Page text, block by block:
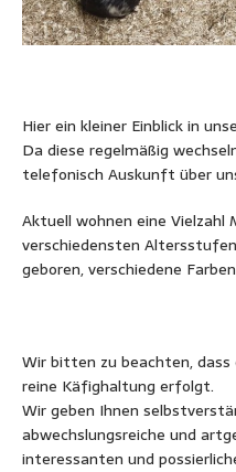
Hier ein kleiner Einblick in
Da diese regelmäßig
telefonisch Auskunft über
Aktuell wohnen eine Vielzahl
verschiedensten
geboren, verschiedene
Wir bitten zu beachten,
reine Käfighaltung erfolgt.
Wir geben Ihnen
abwechslungsreiche und
interessanten und